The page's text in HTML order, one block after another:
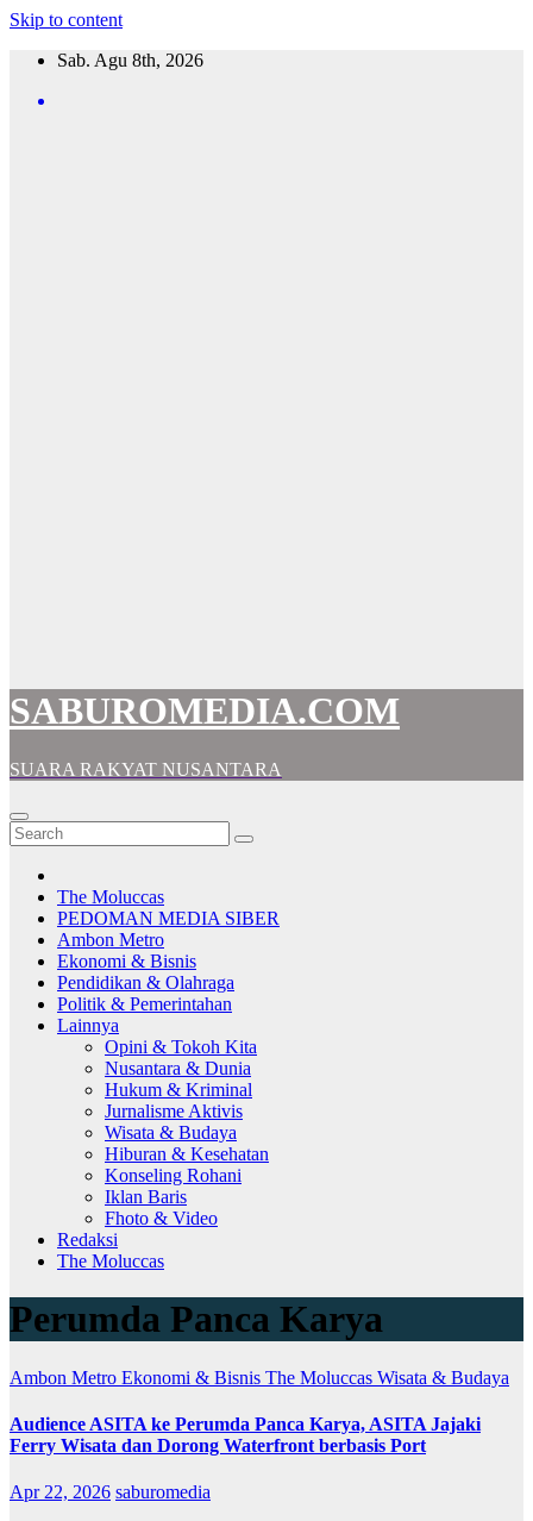
Skip to content
Sab. Agu 8th, 2026
SABUROMEDIA.COM
SUARA RAKYAT NUSANTARA
The Moluccas
PEDOMAN MEDIA SIBER
Ambon Metro
Ekonomi & Bisnis
Pendidikan & Olahraga
Politik & Pemerintahan
Lainnya
Opini & Tokoh Kita
Nusantara & Dunia
Hukum & Kriminal
Jurnalisme Aktivis
Wisata & Budaya
Hiburan & Kesehatan
Konseling Rohani
Iklan Baris
Fhoto & Video
Redaksi
The Moluccas
Perumda Panca Karya
Ambon Metro Ekonomi & Bisnis The Moluccas Wisata & Budaya
Audience ASITA ke Perumda Panca Karya, ASITA Jajaki
Ferry Wisata dan Dorong Waterfront berbasis Port
Apr 22, 2026 saburomedia